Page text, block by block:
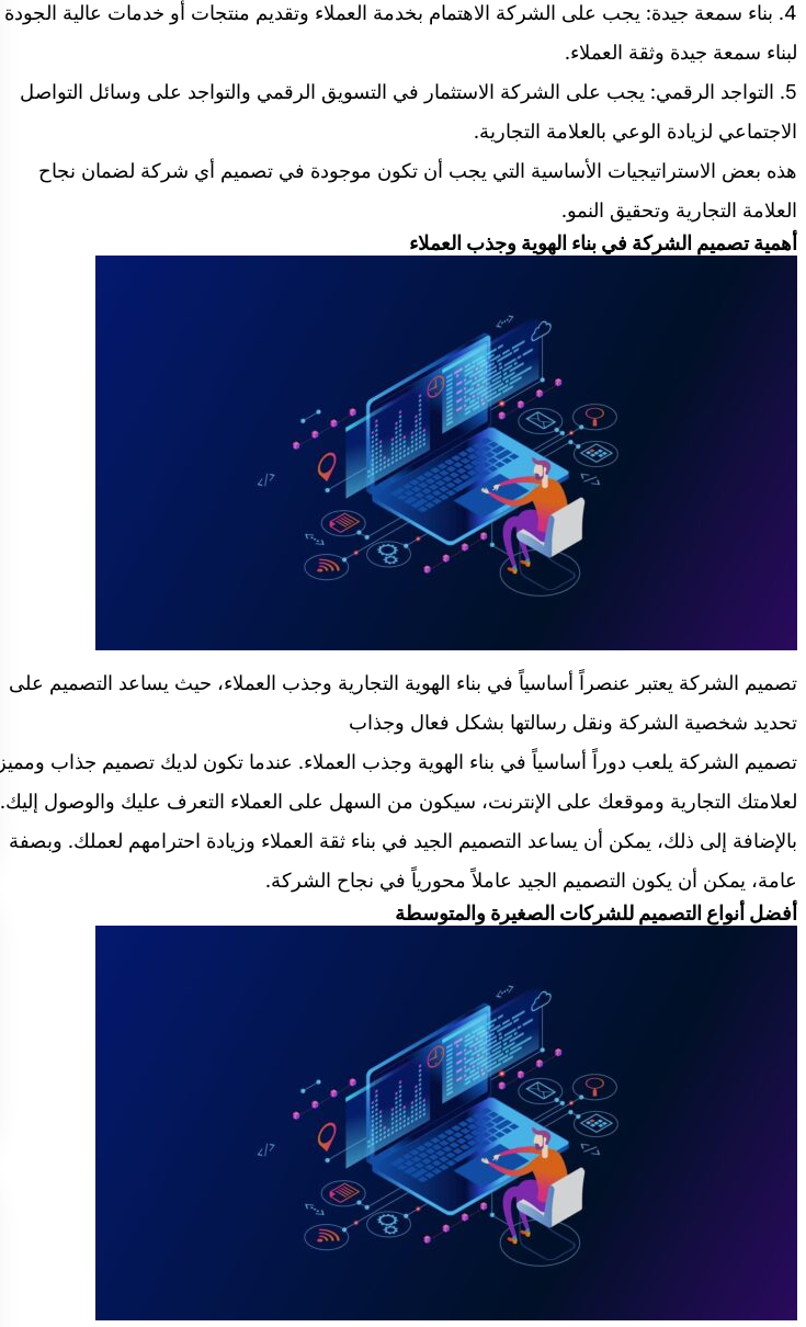
4. بناء سمعة جيدة: يجب على الشركة الاهتمام بخدمة العملاء وتقديم منتجات أو خدمات عالية الجودة
لبناء سمعة جيدة وثقة العملاء.
5. التواجد الرقمي: يجب على الشركة الاستثمار في التسويق الرقمي والتواجد على وسائل التواصل
الاجتماعي لزيادة الوعي بالعلامة التجارية.
هذه بعض الاستراتيجيات الأساسية التي يجب أن تكون موجودة في تصميم أي شركة لضمان نجاح
العلامة التجارية وتحقيق النمو.
أهمية تصميم الشركة في بناء الهوية وجذب العملاء
تصميم الشركة يعتبر عنصراً أساسياً في بناء الهوية التجارية وجذب العملاء، حيث يساعد التصميم على
تحديد شخصية الشركة ونقل رسالتها بشكل فعال وجذاب
تصميم الشركة يلعب دوراً أساسياً في بناء الهوية وجذب العملاء. عندما تكون لديك تصميم جذاب ومميز
لعلامتك التجارية وموقعك على الإنترنت، سيكون من السهل على العملاء التعرف عليك والوصول إليك.
بالإضافة إلى ذلك، يمكن أن يساعد التصميم الجيد في بناء ثقة العملاء وزيادة احترامهم لعملك. وبصفة
عامة، يمكن أن يكون التصميم الجيد عاملاً محورياً في نجاح الشركة.
أفضل أنواع التصميم للشركات الصغيرة والمتوسطة